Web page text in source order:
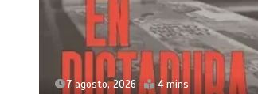
7 agosto, 2026 4 mins